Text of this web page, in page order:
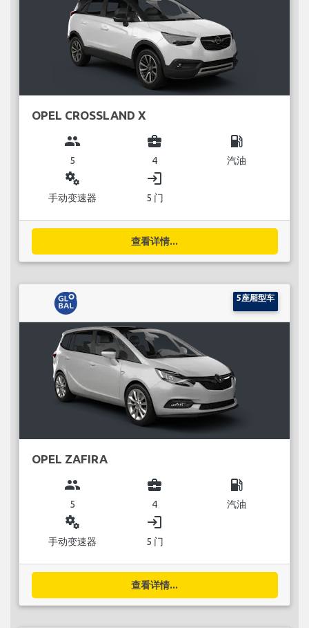
OPEL CROSSLAND X
group
5
business_center
4
local_gas_station
汽油
miscellaneous_services
手动变速器
login
5 门
查看详情...
5座厢型车
OPEL ZAFIRA
group
5
business_center
4
local_gas_station
汽油
miscellaneous_services
手动变速器
login
5 门
查看详情...